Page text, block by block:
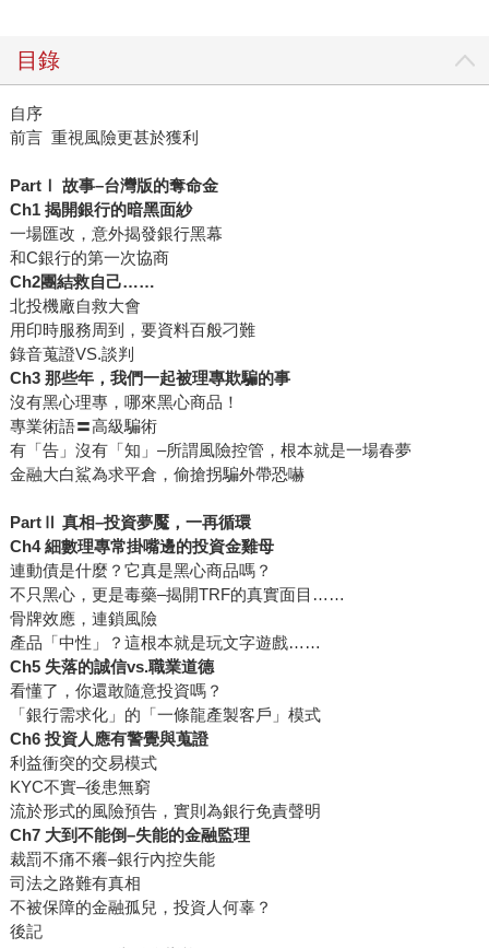
目錄
自序
前言 重視風險更甚於獲利
PartⅠ 故事–台灣版的奪命金
Ch1 揭開銀行的暗黑面紗
一場匯改，意外揭發銀行黑幕
和C銀行的第一次協商
Ch2團結救自己……
北投機廠自救大會
用印時服務周到，要資料百般刁難
錄音蒐證VS.談判
Ch3 那些年，我們一起被理專欺騙的事
沒有黑心理專，哪來黑心商品！
專業術語〓高級騙術
有「告」沒有「知」–所謂風險控管，根本就是一場春夢
金融大白鯊為求平倉，偷搶拐騙外帶恐嚇
PartⅡ 真相–投資夢魘，一再循環
Ch4 細數理專常掛嘴邊的投資金雞母
連動債是什麼？它真是黑心商品嗎？
不只黑心，更是毒藥–揭開TRF的真實面目……
骨牌效應，連鎖風險
產品「中性」？這根本就是玩文字遊戲……
Ch5 失落的誠信vs.職業道德
看懂了，你還敢隨意投資嗎？
「銀行需求化」的「一條龍產製客戶」模式
Ch6 投資人應有警覺與蒐證
利益衝突的交易模式
KYC不實–後患無窮
流於形式的風險預告，實則為銀行免責聲明
Ch7 大到不能倒–失能的金融監理
裁罰不痛不癢–銀行內控失能
司法之路難有真相
不被保障的金融孤兒，投資人何辜？
後記